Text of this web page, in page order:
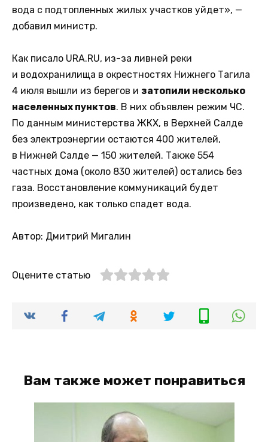
вода с подтопленных жилых участков уйдет», —
добавил министр.
Как писало URA.RU, из-за ливней реки
и водохранилища в окрестностях Нижнего Тагила
4 июля вышли из берегов и затопили несколько
населенных пунктов. В них объявлен режим ЧС.
По данным министерства ЖКХ, в Верхней Салде
без электроэнергии остаются 400 жителей,
в Нижней Салде — 150 жителей. Также 554
частных дома (около 830 жителей) остались без
газа. Восстановление коммуникаций будет
произведено, как только спадет вода.
Автор: Дмитрий Мигалин
Оцените статью
Вам также может понравиться